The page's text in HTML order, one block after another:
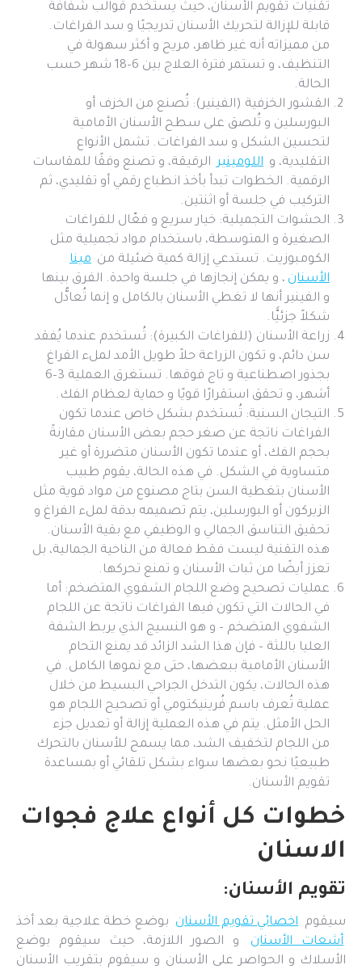
تقنيات تقويم الأسنان، حيث يستخدم قوالب شفافة
قابلة للإزالة لتحريك الأسنان تدريجيًا و سد الفراغات.
من مميزاته أنه غير ظاهر، مريح و أكثر سهولة في
التنظيف، و تستمر فترة العلاج بين 6–18 شهر حسب
الحالة.
القشور الخزفية (الفينير): تُصنع من الخزف أو
البورسلين و تُلصق على سطح الأسنان الأمامية
لتحسين الشكل و سد الفراغات. تشمل الأنواع
التقليدية، و اللومينير الرقيقة، و تصنع وفقًا للمقاسات
الرقمية. الخطوات تبدأ بأخذ انطباع رقمي أو تقليدي، ثم
التركيب في جلسة أو اثنتين.
الحشوات التجميلية: خيار سريع و فعّال للفراغات
الصغيرة و المتوسطة، باستخدام مواد تجميلية مثل
الكومبوزيت. تستدعي إزالة كمية ضئيلة من مينا
الأسنان ، و يمكن إنجازها في جلسة واحدة. الفرق بينها
و الفينير أنها لا تغطي الأسنان بالكامل و إنما تُعادُّل
شكلاً جزئيًّا.
زراعة الأسنان (للفراغات الكبيرة): تُستخدم عندما يُفقد
سن دائم، و تكون الزراعة حلاً طويل الأمد لملء الفراغ
بجذور اصطناعية و تاج فوقها. تستغرق العملية 3–6
أشهر، و تحقق استقرارًا قويًا و حماية لعظام الفك.
التيجان السنية: تُستخدم بشكل خاص عندما تكون
الفراغات ناتجة عن صغر حجم بعض الأسنان مقارنةً
بحجم الفك، أو عندما تكون الأسنان متضررة أو غير
متساوية في الشكل. في هذه الحالة، يقوم طبيب
الأسنان بتغطية السن بتاج مصنوع من مواد قوية مثل
الزيركون أو البورسلين، يتم تصميمه بدقة لملء الفراغ و
تحقيق التناسق الجمالي و الوظيفي مع بقية الأسنان.
هذه التقنية ليست فقط فعالة من الناحية الجمالية، بل
تعزز أيضًا من ثبات الأسنان و تمنع تحركها.
عمليات تصحيح وضع اللجام الشفوي المتضخم: أما
في الحالات التي تكون فيها الفراغات ناتجة عن اللجام
الشفوي المتضخم – و هو النسيج الذي يربط الشفة
العليا باللثة – فإن هذا الشد الزائد قد يمنع التحام
الأسنان الأمامية ببعضها، حتى مع نموها الكامل. في
هذه الحالات، يكون التدخل الجراحي البسيط من خلال
عملية تُعرف باسم فُرينيكتومي أو تصحيح اللجام هو
الحل الأمثل. يتم في هذه العملية إزالة أو تعديل جزء
من اللجام لتخفيف الشد، مما يسمح للأسنان بالتحرك
طبيعيًا نحو بعضها سواء بشكل تلقائي أو بمساعدة
تقويم الأسنان.
خطوات كل أنواع علاج فجوات
الاسنان
تقويم الأسنان:
سيقوم اخصائي تقويم الأسنان بوضع خطة علاجية بعد أخذ
أشعات الأسنان
و الصور اللازمة، حيث سيقوم بوضع
الأسلاك و الحواصر على الأسنان و سيقوم بتقريب الأسنان